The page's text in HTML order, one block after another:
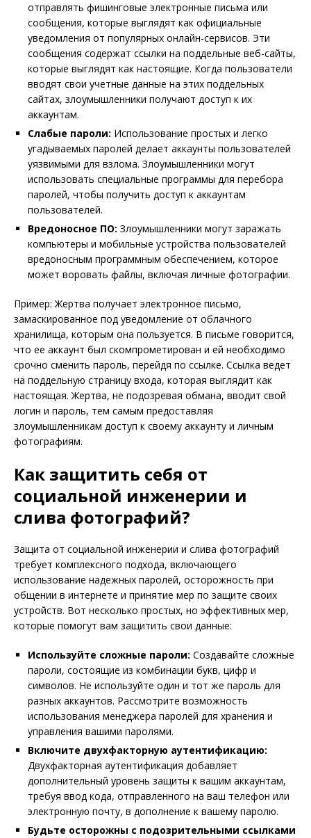
отправлять фишинговые электронные письма или
сообщения, которые выглядят как официальные
уведомления от популярных онлайн-сервисов. Эти
сообщения содержат ссылки на поддельные веб-сайты,
которые выглядят как настоящие. Когда пользователи
вводят свои учетные данные на этих поддельных
сайтах, злоумышленники получают доступ к их
аккаунтам.
Слабые пароли: Использование простых и легко
угадываемых паролей делает аккаунты пользователей
уязвимыми для взлома. Злоумышленники могут
использовать специальные программы для перебора
паролей, чтобы получить доступ к аккаунтам
пользователей.
Вредоносное ПО: Злоумышленники могут заражать
компьютеры и мобильные устройства пользователей
вредоносным программным обеспечением, которое
может воровать файлы, включая личные фотографии.
Пример: Жертва получает электронное письмо,
замаскированное под уведомление от облачного
хранилища, которым она пользуется. В письме говорится,
что ее аккаунт был скомпрометирован и ей необходимо
срочно сменить пароль, перейдя по ссылке. Ссылка ведет
на поддельную страницу входа, которая выглядит как
настоящая. Жертва, не подозревая обмана, вводит свой
логин и пароль, тем самым предоставляя
злоумышленникам доступ к своему аккаунту и личным
фотографиям.
Как защитить себя от
социальной инженерии и
слива фотографий?
Защита от социальной инженерии и слива фотографий
требует комплексного подхода, включающего
использование надежных паролей, осторожность при
общении в интернете и принятие мер по защите своих
устройств. Вот несколько простых, но эффективных мер,
которые помогут вам защитить свои данные:
Используйте сложные пароли: Создавайте сложные
пароли, состоящие из комбинации букв, цифр и
символов. Не используйте один и тот же пароль для
разных аккаунтов. Рассмотрите возможность
использования менеджера паролей для хранения и
управления вашими паролями.
Включите двухфакторную аутентификацию:
Двухфакторная аутентификация добавляет
дополнительный уровень защиты к вашим аккаунтам,
требуя ввод кода, отправленного на ваш телефон или
электронную почту, в дополнение к вашему паролю.
Будьте осторожны с подозрительными ссылками